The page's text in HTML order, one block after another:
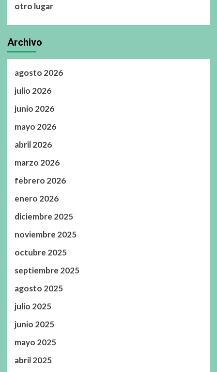
otro lugar
Archivo
agosto 2026
julio 2026
junio 2026
mayo 2026
abril 2026
marzo 2026
febrero 2026
enero 2026
diciembre 2025
noviembre 2025
octubre 2025
septiembre 2025
agosto 2025
julio 2025
junio 2025
mayo 2025
abril 2025